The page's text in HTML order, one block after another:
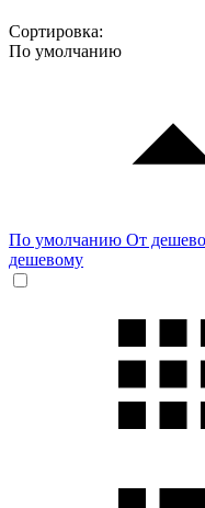
Сортировка:
По умолчанию
По умолчанию От
дешевому